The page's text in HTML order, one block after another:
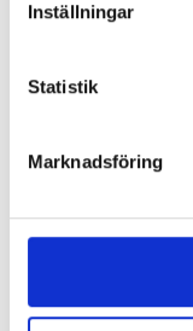
Inställningar
Statistik
Marknadsföring
monteras bredvid